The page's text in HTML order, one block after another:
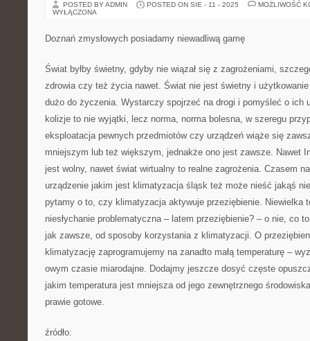
POSTED BY ADMIN POSTED ON SIE - 11 - 2025
MOŻLIWOŚĆ
WYŁĄCZONA
Doznań zmysłowych posiadamy niewadliwą gamę
Świat byłby świetny, gdyby nie wiązał się z zagrożeniami,
zdrowia czy też życia nawet. Świat nie jest świetny i
dużo do życzenia. Wystarczy spojrzeć na drogi i pomyśleć o ich
kolizje to nie wyjątki, lecz norma, norma bolesna, w szeregu
eksploatacja pewnych przedmiotów czy urządzeń wiąże się
mniejszym lub też większym, jednakże ono jest zawsze. Nawet
jest wolny, nawet świat wirtualny to realne zagrożenia. Czasem
urządzenie jakim jest klimatyzacja śląsk też może nieść jakąś
pytamy o to, czy klimatyzacja aktywuje przeziębienie. Niewielka
niesłychanie problematyczna – latem przeziębienie? – o nie, co
jak zawsze, od sposoby korzystania z klimatyzacji. O
klimatyzację zaprogramujemy na zanadto małą temperaturę –
owym czasie miarodajne. Dodajmy jeszcze dosyć częste
jakim temperatura jest mniejsza od jego zewnętrznego
prawie gotowe.
źródło: